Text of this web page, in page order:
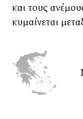
και τους
κυμαίνεται